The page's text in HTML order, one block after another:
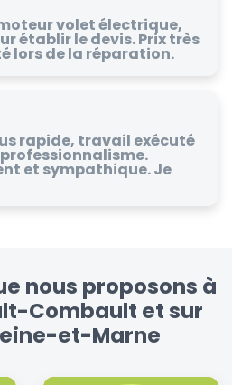
volet électrique,
établir le devis. Prix très
lors de la réparation.
rapide, travail exécuté
et sympathique. Je
nous proposons à
Combault et sur
et-Marne